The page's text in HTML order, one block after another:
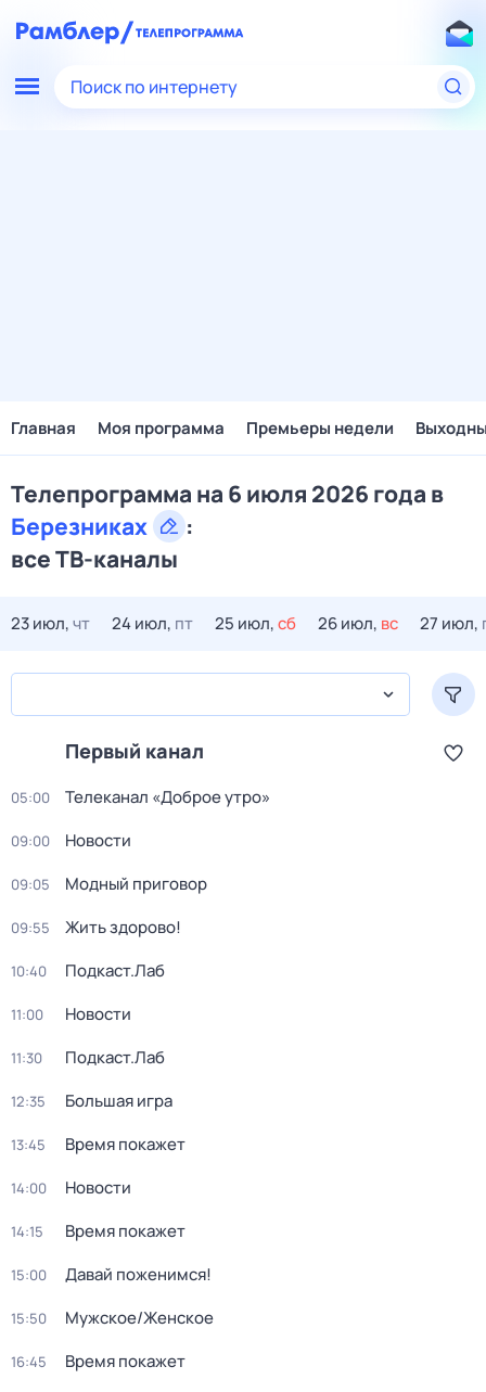
Поиск по интернету
Главная Моя программа Премьеры недели
Телепрограмма на 6 июля 2026 года в
Березниках
:
все ТВ-каналы
23 июл,чт 24 июл, пт 25 июл,сб 26 июл, вс 27 июл,
Первый канал
05:00 Телеканал «Доброе утро»
09:00 Новости
09:05 Модный приговор
09:55 Жить здорово!
10:40 Подкаст.Лаб
11:00 Новости
11:30 Подкаст.Лаб
12:35 Большая игра
13:45 Время покажет
14:00 Новости
14:15 Время покажет
15:00 Давай поженимся!
15:50 Мужское/Женское
16:45 Время покажет